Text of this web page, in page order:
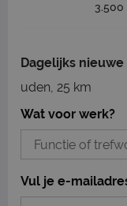
Dagelijks
uden, 25 km
Wat voor werk?
Vul je e-